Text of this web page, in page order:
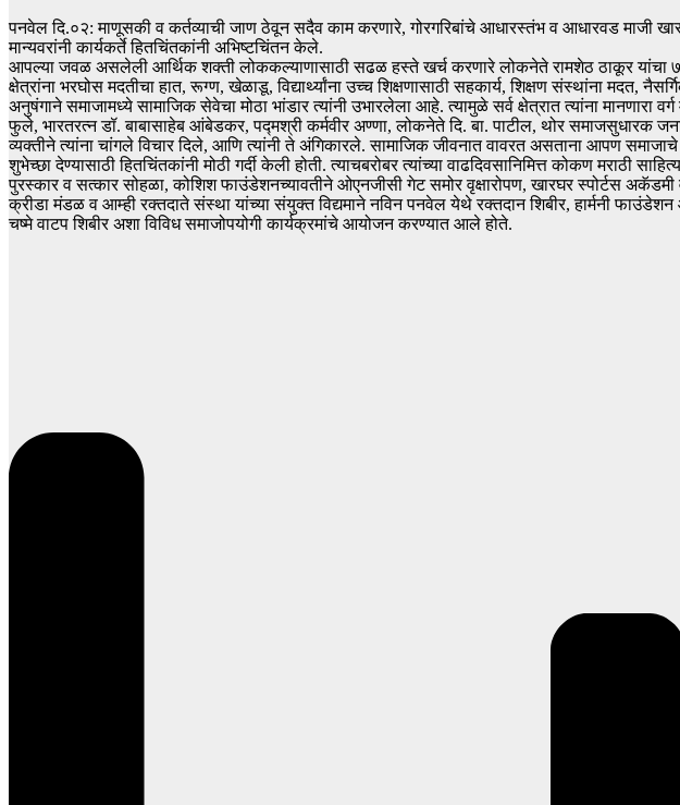
पनवेल दि.०२: माणूसकी व कर्तव्याची जाण ठेवून सदैव काम करणारे, गोरगरिबांचे आधारस्तंभ व आधारवड माजी
मान्यवरांनी कार्यकर्ते हितचिंतकांनी अभिष्टचिंतन केले.
आपल्या जवळ असलेली आर्थिक शक्ती लोककल्याणासाठी सढळ हस्ते खर्च करणारे लोकनेते रामशेठ ठाकूर यांचा ७४
क्षेत्रांना भरघोस मदतीचा हात, रूग्ण, खेळाडू, विद्यार्थ्यांना उच्च शिक्षणासाठी सहकार्य, शिक्षण संस्थांना
अनुषंगाने समाजामध्ये सामाजिक सेवेचा मोठा भांडार त्यांनी उभारलेला आहे. त्यामुळे सर्व क्षेत्रात त्यांना
फुले, भारतरत्न डॉ. बाबासाहेब आंबेडकर, पद्मश्री कर्मवीर अण्णा, लोकनेते दि. बा. पाटील, थोर समाजसुधारक
व्यक्तीने त्यांना चांगले विचार दिले, आणि त्यांनी ते अंगिकारले. सामाजिक जीवनात वावरत असताना आपण
शुभेच्छा देण्यासाठी हितचिंतकांनी मोठी गर्दी केली होती. त्याचबरोबर त्यांच्या वाढदिवसानिमित्त कोकण मराठी
पुरस्कार व सत्कार सोहळा, कोशिश फाउंडेशनच्यावतीने ओएनजीसी गेट समोर वृक्षारोपण, खारघर स्पोर्टस
क्रीडा मंडळ व आम्ही रक्तदाते संस्था यांच्या संयुक्त विद्यमाने नविन पनवेल येथे रक्तदान शिबीर, हार्मनी
चष्मे वाटप शिबीर अशा विविध समाजोपयोगी कार्यक्रमांचे आयोजन करण्यात आले होते.